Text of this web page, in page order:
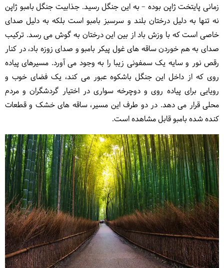
زمانی پایتخت ژاپن بوده – به این جنگل رسید. جذابیت جنگل بامبو ژاپن
نه تنها به دلیل درختان بلند و سرسبز بامبو است بلکه به دلیل صدای
خاصی است که با وزش باد از بین این درختان به گوش می رسد. ترکیب
صدای به هم خوردن ساقه های غول پیکر بامبو و صدای زوزه باد، در کنار
رقص نور و سایه یک سمفونی زیبا را به وجود می آورد. مسیرهای پیاده
روی که از داخل این جنگل باشکوه عبور می کند، یک فضای خوب و
رویایی برای پیاده روی و دوچرخه سواری در اختیار گردشگران و مردم
محلی قرار می دهد. در دو طرف این مسیر، ساقه های خشک و قطعات
کنده شده بامبو قابل مشاهده است.